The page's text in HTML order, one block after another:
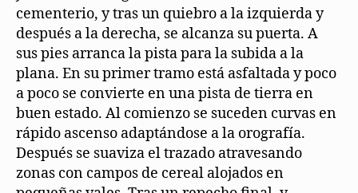
cementerio, y tras un quiebro a la izquierda y
después a la derecha, se alcanza su puerta. A
sus pies arranca la pista para la subida a la
plana. En su primer tramo está asfaltada y poco
a poco se convierte en una pista de tierra en
buen estado. Al comienzo se suceden curvas en
rápido ascenso adaptándose a la orografía.
Después se suaviza el trazado atravesando
zonas con campos de cereal alojados en